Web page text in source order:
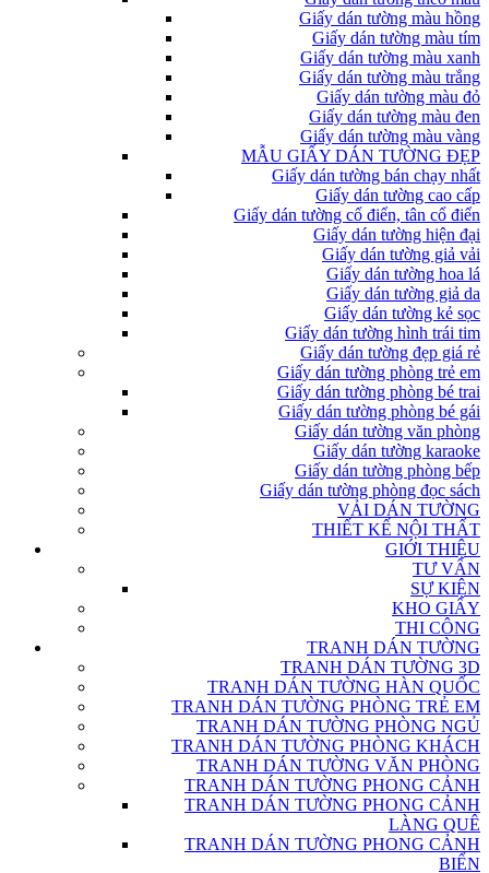
Giấy dán tường màu hồng
Giấy dán tường màu tím
Giấy dán tường màu xanh
Giấy dán tường màu trắng
Giấy dán tường màu đỏ
Giấy dán tường màu đen
Giấy dán tường màu vàng
MẪU GIẤY DÁN TƯỜNG ĐẸP
Giấy dán tường bán chạy nhất
Giấy dán tường cao cấp
Giấy dán tường cổ điển, tân cổ điển
Giấy dán tường hiện đại
Giấy dán tường giả vải
Giấy dán tường hoa lá
Giấy dán tường giả da
Giấy dán tường kẻ sọc
Giấy dán tường hình trái tim
Giấy dán tường đẹp giá rẻ
Giấy dán tường phòng trẻ em
Giấy dán tường phòng bé trai
Giấy dán tường phòng bé gái
Giấy dán tường văn phòng
Giấy dán tường karaoke
Giấy dán tường phòng bếp
Giấy dán tường phòng đọc sách
VẢI DÁN TƯỜNG
THIẾT KẾ NỘI THẤT
GIỚI THIỆU
TƯ VẤN
SỰ KIỆN
KHO GIẤY
THI CÔNG
TRANH DÁN TƯỜNG
TRANH DÁN TƯỜNG 3D
TRANH DÁN TƯỜNG HÀN QUỐC
TRANH DÁN TƯỜNG PHÒNG TRẺ EM
TRANH DÁN TƯỜNG PHÒNG NGỦ
TRANH DÁN TƯỜNG PHÒNG KHÁCH
TRANH DÁN TƯỜNG VĂN PHÒNG
TRANH DÁN TƯỜNG PHONG CẢNH
TRANH DÁN TƯỜNG PHONG CẢNH
LÀNG QUÊ
TRANH DÁN TƯỜNG PHONG CẢNH
BIỂN